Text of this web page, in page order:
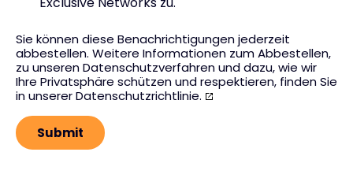
Sie können diese Benachrichtigungen jederzeit
abbestellen. Weitere Informationen zum Abbestellen,
zu unseren Datenschutzverfahren und dazu, wie wir
Ihre Privatsphäre schützen und respektieren, finden Sie
in unsererDatenschutzrichtlinie.